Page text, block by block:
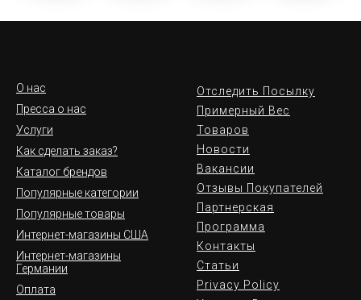
О нас
Пресса о нас
Услуги
Как сделать заказ?
Каталог брендов
Популярные категории
Популярные товары
Интернет-магазины США
Интернет-магазины
Германии
Оплата
Отследить Посылку
Примерный Вес
Товаров
Новости
Вакансии
Отзывы Покупателей
Партнерская
Программа
Контакты
Статьи
Privacy Policy